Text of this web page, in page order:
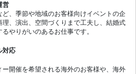
営
、季節や地域のお客様向けイベントの企
、演出、空間づくりまで工夫し、結婚式
やりがいのあるお仕事です。
対応
開催を希望される海外のお客様や、海外